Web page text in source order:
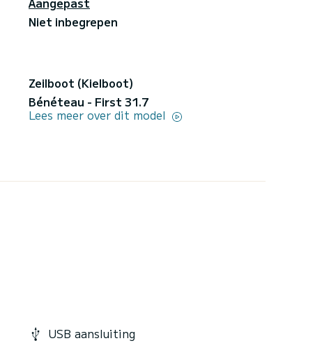
Niet inbegrepen
Zeilboot (Kielboot)
Bénéteau - First 31.7
Lees meer over dit model
USB aansluiting